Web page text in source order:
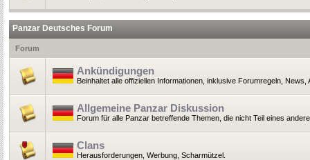
Panzar Deutsches Forum
Forum
Ankündigungen
Beinhaltet alle offiziellen Informationen, inklusive Forumregeln,
Allgemeine Panzar Diskussion
Forum für alle Panzar betreffende Themen, die nicht Teil eines
Clans
Herausforderungen, Werbung, Scharmützel.